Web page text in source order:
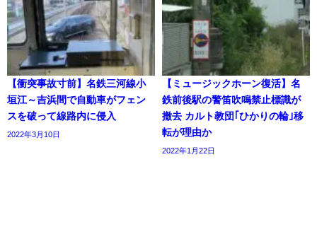
【衝突事故寸前】名鉄三河線小
垣江～吉浜間で自動車がフェン
スを破って線路内に侵入
2022年3月10日
【ミュージックホーン復活】名
鉄前後駅の警笛吹鳴禁止標識が
撤去 カルト教団｢ひかりの輪｣移
転が理由か
2022年1月22日